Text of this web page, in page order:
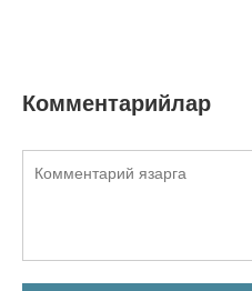
Комментарийлар